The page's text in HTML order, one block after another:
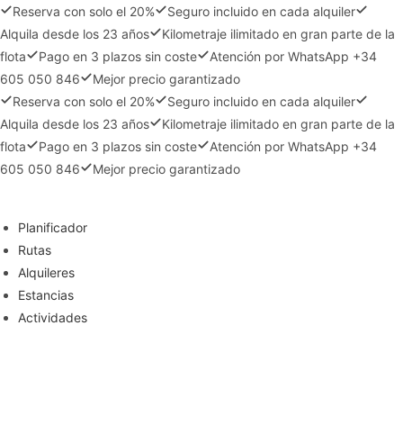
Reserva con solo el 20%
Seguro incluido en cada alquiler
Alquila desde los 23 años
Kilometraje ilimitado en gran parte de la
flota
Pago en 3 plazos sin coste
Atención por WhatsApp +34
605 050 846
Mejor precio garantizado
Reserva con solo el 20%
Seguro incluido en cada alquiler
Alquila desde los 23 años
Kilometraje ilimitado en gran parte de la
flota
Pago en 3 plazos sin coste
Atención por WhatsApp +34
605 050 846
Mejor precio garantizado
contenido
Planificador
Rutas
Alquileres
Estancias
Actividades